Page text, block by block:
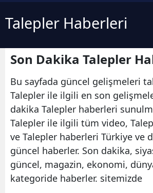
Talepler Haberleri
Son Dakika Talepler
Bu sayfada güncel gelişmeleri
Talepler ile ilgili en son
dakika Talepler haberleri
Talepler ile ilgili tüm video,
ve Talepler haberleri Türkiye ve
güncel haberler. Son dakika,
güncel, magazin, ekonomi,
kategoride haberler. sitemizde